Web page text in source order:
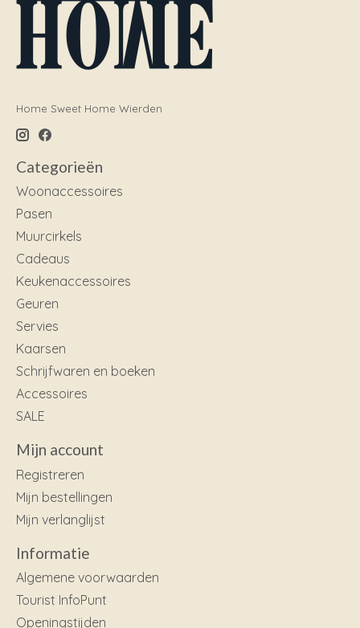
Home Sweet Home Wierden
Categorieën
Woonaccessoires
Pasen
Muurcirkels
Cadeaus
Keukenaccessoires
Geuren
Servies
Kaarsen
Schrijfwaren en boeken
Accessoires
SALE
Mijn account
Registreren
Mijn bestellingen
Mijn verlanglijst
Informatie
Algemene voorwaarden
Tourist InfoPunt
Openingstijden